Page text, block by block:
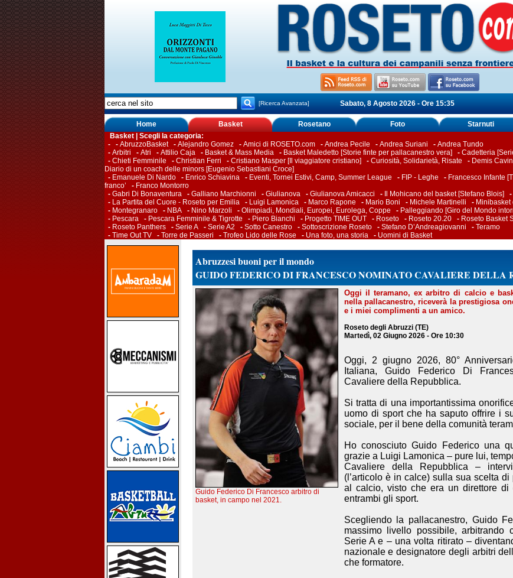
[Ricerca Avanzata] Sabato, 8 Agosto 2026 - Ore 15:35
Home Basket Rosetano Foto Starnuti
Basket | Scegli la categoria:
-
- AbruzzoBasket- Alejandro Gomez - Amici di ROSETO.com - Andrea Pecile - Andrea Suriani - Andrea Tundo
- Arbitri - Atri - Attilio Caja - Basket & Mass Media - Basket Maledetto [Storie finte per pallacanestro vera] - Cadetteria
- Chieti Femminile - Christian Ferri - Cristiano Masper [Il viaggiatore cristiano] - Curiosità, Solidarietà, Risate - Demis
Diario di un coach delle minors [Eugenio Sebastiani Croce]
- Emanuele Di Nardo - Enrico Schiavina - Eventi, Tornei Estivi, Camp, Summer League - FIP - Leghe - Francesco Infante
franco’ - Franco Montorro
- Gabri Di Bonaventura - Galliano Marchionni - Giulianova - Giulianova Amicacci - Il Mohicano del basket [Stefano Blois] -
- La Partita del Cuore - Roseto per Emilia - Luigi Lamonica - Marco Rapone - Mario Boni - Michele Martinelli - Minibasket
- Montegranaro - NBA - Nino Marzoli - Olimpiadi, Mondiali, Europei, Eurolega, Coppe - Palleggiando [Giro del Mondo
- Pescara - Pescara Femminile & Tigrotte - Piero Bianchi - Progetto TIME OUT - Roseto - Roseto 20.20 - Roseto Basket
- Roseto Panthers - Serie A - Serie A2 - Sotto Canestro - Sottoscrizione Roseto - Stefano D’Andreagiovanni - Teramo
- Time Out TV - Torre de Passeri - Trofeo Lido delle Rose - Una foto, una storia - Uomini di Basket
Abruzzesi buoni per il mondo
GUIDO FEDERICO DI FRANCESCO NOMINATO CAVALIERE DELLA
Guido Federico Di Francesco arbitro di
basket, in campo nel 2021.
Oggi il teramano, ex arbitro di calcio e
nella pallacanestro, riceverà la prestigiosa
e i miei complimenti a un amico.
Roseto degli Abruzzi (TE)
Martedì, 02 Giugno 2026 - Ore 10:30
Oggi, 2 giugno 2026, 80°
Italiana, Guido Federico Di
Cavaliere della Repubblica.
Si tratta di una importantissima
uomo di sport che ha saputo offrire i
sociale, per il bene della comunità
Ho conosciuto Guido Federico una
grazie a Luigi Lamonica – pure lui,
Cavaliere della Repubblica –
(l’articolo è in calce) sulla sua scelta
al calcio, visto che era un direttore di
entrambi gli sport.
Scegliendo la pallacanestro, Guido
massimo livello possibile, arbitrando
Serie A e – una volta ritirato –
nazionale e designatore degli arbitri
che formatore.